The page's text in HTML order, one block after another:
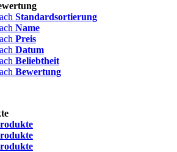
Standardsortierung
Name
Preis
Datum
Beliebtheit
Bewertung